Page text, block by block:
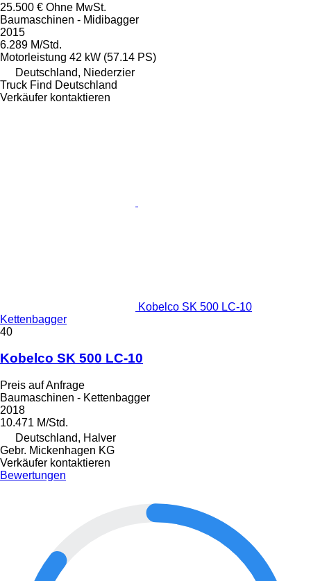
25.500 € Ohne MwSt.
Baumaschinen - Midibagger
2015
6.289 M/Std.
Motorleistung 42 kW (57.14 PS)
Deutschland, Niederzier
Truck Find Deutschland
Verkäufer kontaktieren
Kobelco SK 500 LC-10
Kettenbagger
40
Kobelco SK 500 LC-10
Preis auf Anfrage
Baumaschinen - Kettenbagger
2018
10.471 M/Std.
Deutschland, Halver
Gebr. Mickenhagen KG
Verkäufer kontaktieren
Bewertungen